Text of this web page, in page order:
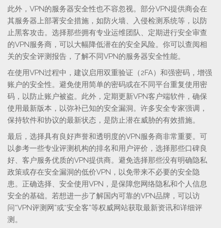
此外，VPN的服务器安全性也不容忽视。部分VPN提供商会在
其服务器上部署安全措施，如防火墙、入侵检测系统等，以防
止黑客攻击。选择那些拥有专业运维团队、定期进行安全审查
的VPN服务商，可以大幅降低潜在的安全风险。你可以查阅相
关的安全评测报告，了解不同VPN的服务器安全性能。
在使用VPN过程中，建议启用双重验证（2FA）和强密码，增强
账户的安全性。避免使用简单的密码或在不同平台重复使用密
码，以防止账户被盗。此外，定期更新VPN客户端软件，确保
使用最新版本，以弥补已知的安全漏洞。许多安全专家强调，
保持软件和协议的最新状态，是防止潜在威胁的有效措施。
最后，选择具有良好声誉和透明度的VPN服务商非常重要。可
以参考一些专业评测机构的排名和用户评价，选择那些口碑良
好、客户服务优质的VPN提供商。避免选择那些没有明确隐私
政策或存在安全漏洞的低价VPN，以免带来不必要的安全隐
患。正确选择、安全使用VPN，是保障您网络隐私和个人信息
安全的基础。若想进一步了解国内可靠的VPN品牌，可以访
问“VPN评测网”或“安全客”等权威网站获取最新资讯和详细评
测。